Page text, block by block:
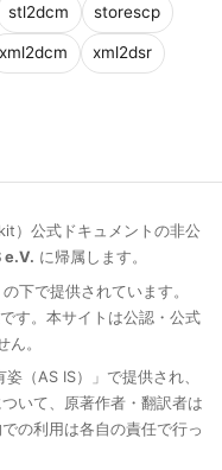
stl2dcm storescp
xml2dcm xml2dsr
）公式ドキュメントの非公
e.V. に帰属します。
の下で提供されています。
す。本サイトは公認・公式
。
（AS IS）」で提供され、
いて、原著作者・翻訳者は
の利用は各自の責任で行っ